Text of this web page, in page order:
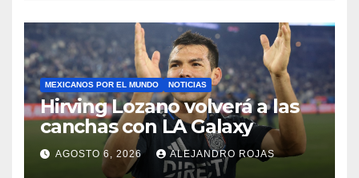
MEXICANOS POR EL MUNDO NOTICIAS
Hirving Lozano volverá a las
canchas con LA Galaxy
AGOSTO 6, 2026 ALEJANDRO ROJAS